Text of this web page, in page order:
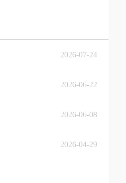
2026-07-24
2026-06-22
2026-06-08
2026-04-29